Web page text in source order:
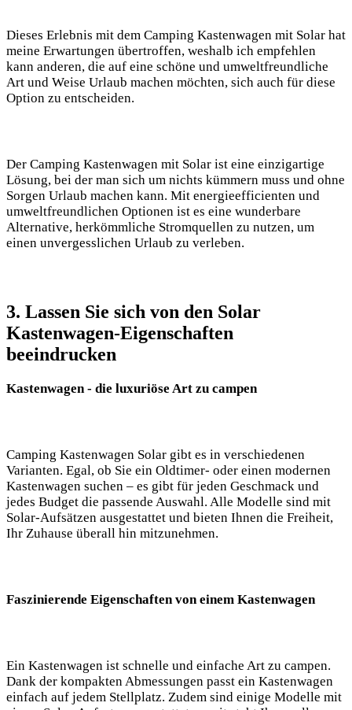
Dieses ‍Erlebnis ‍mit dem Camping Kastenwagen ⁣mit Solar hat
meine Erwartungen übertroffen, weshalb ich empfehlen
kann anderen, die auf eine schöne‍ und umweltfreundliche
Art und Weise Urlaub ‌machen⁢ möchten, sich auch für diese
‍Option zu entscheiden.
Der Camping Kastenwagen mit Solar ⁣ist eine ‍einzigartige
Lösung, ‍bei der⁤ man sich um nichts kümmern muss und ‍ohne⁤
Sorgen Urlaub​ machen kann. Mit energieefficienten und⁣
umweltfreundlichen⁣ Optionen ist ⁢es eine wunderbare
Alternative, herkömmliche Stromquellen​ zu nutzen,‌ um
einen unvergesslichen Urlaub ‌zu verleben.
3. Lassen Sie sich von den‌ Solar
Kastenwagen-Eigenschaften
beeindrucken
Kastenwagen ‍- die luxuriöse ⁤Art zu ‍campen
Camping Kastenwagen Solar gibt es in verschiedenen
Varianten. Egal,‍ ob ​Sie ein Oldtimer- oder‍ einen modernen
Kastenwagen suchen‍ – es⁣ gibt für jeden Geschmack und
jedes Budget die passende Auswahl. Alle Modelle sind mit
‌Solar-Aufsätzen⁢ ausgestattet und​ bieten Ihnen die Freiheit,
Ihr ⁣Zuhause überall hin mitzunehmen.
Faszinierende Eigenschaften von einem ‌Kastenwagen
Ein Kastenwagen ist schnelle und⁤ einfache Art zu campen.
Dank der kompakten ‌Abmessungen passt ein Kastenwagen⁢
einfach auf jedem Stellplatz. Zudem sind einige Modelle mit